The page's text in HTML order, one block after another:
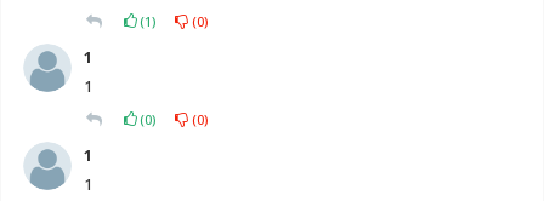
(1) (0)
1
1
(0) (0)
1
1